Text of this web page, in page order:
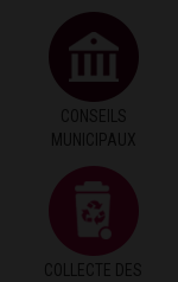
CONSEILS
MUNICIPAUX
COLLECTE DES